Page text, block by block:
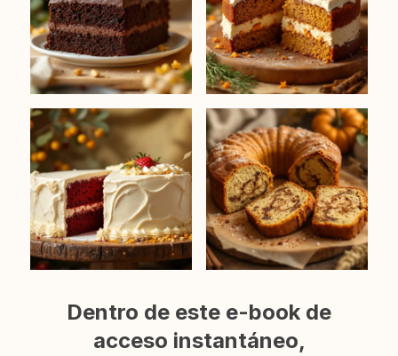
Dentro de este e-book de
acceso instantáneo,